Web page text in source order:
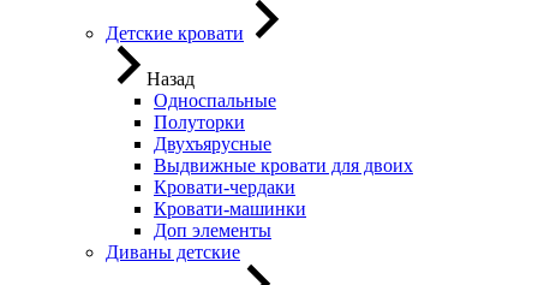
Детские кровати
Назад
Односпальные
Полуторки
Двухъярусные
Выдвижные кровати для двоих
Кровати-чердаки
Кровати-машинки
Доп элементы
Диваны детские